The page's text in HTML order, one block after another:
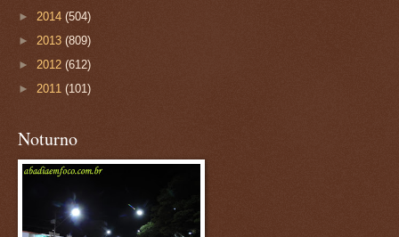
► 2014 (504)
► 2013 (809)
► 2012 (612)
► 2011 (101)
Noturno